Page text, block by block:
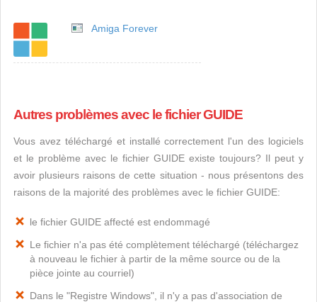
Amiga Forever
Autres problèmes avec le fichier GUIDE
Vous avez téléchargé et installé correctement l'un des logiciels
et le problème avec le fichier GUIDE existe toujours? Il peut y
avoir plusieurs raisons de cette situation - nous présentons des
raisons de la majorité des problèmes avec le fichier GUIDE:
le fichier GUIDE affecté est endommagé
Le fichier n'a pas été complètement téléchargé (téléchargez
à nouveau le fichier à partir de la même source ou de la
pièce jointe au courriel)
Dans le "Registre Windows", il n'y a pas d'association de